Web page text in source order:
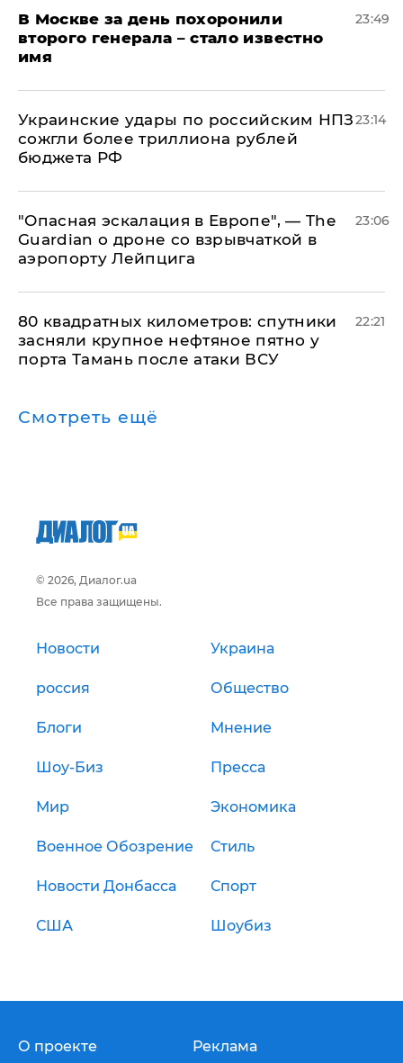
В Москве за день похоронили
второго генерала – стало известно
имя
23:49
Украинские удары по российским НПЗ
сожгли более триллиона рублей
бюджета РФ
23:14
"Опасная эскалация в Европе", — The
Guardian о дроне со взрывчаткой в
аэропорту Лейпцига
23:06
80 квадратных километров: спутники
засняли крупное нефтяное пятно у
порта Тамань после атаки ВСУ
22:21
Смотреть ещё
© 2026, Диалог.ua
Все права защищены.
Новости Украина
россия Общество
Блоги Мнение
Шоу-Биз Пресса
Мир Экономика
Военное Обозрение Стиль
Новости Донбасса Спорт
США Шоубиз
О проекте Реклама